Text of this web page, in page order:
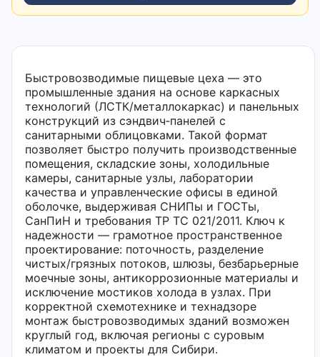
Быстровозводимые пищевые цеха — это
промышленные здания на основе каркасных
технологий (ЛСТК/металлокаркас) и панельных
конструкций из сэндвич‑панелей с
санитарными облицовками. Такой формат
позволяет быстро получить производственные
помещения, складские зоны, холодильные
камеры, санитарные узлы, лаборатории
качества и управленческие офисы в единой
оболочке, выдерживая СНИПы и ГОСТы,
СанПиН и требования ТР ТС 021/2011. Ключ к
надежности — грамотное пространственное
проектирование: поточность, разделение
чистых/грязных потоков, шлюзы, безбарьерные
моечные зоны, антикоррозионные материалы и
исключение мостиков холода в узлах. При
корректной схемотехнике и технадзоре
монтаж быстровозводимых зданий возможен
круглый год, включая регионы с суровым
климатом и проекты для Сибири.